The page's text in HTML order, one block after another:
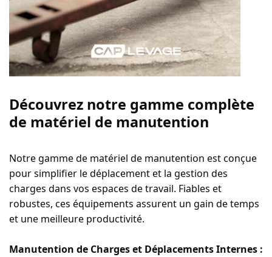
Découvrez notre gamme complète
de matériel de manutention
Notre gamme de matériel de manutention est conçue
pour simplifier le déplacement et la gestion des
charges dans vos espaces de travail. Fiables et
robustes, ces équipements assurent un gain de temps
et une meilleure productivité.
Manutention de Charges et Déplacements Internes :